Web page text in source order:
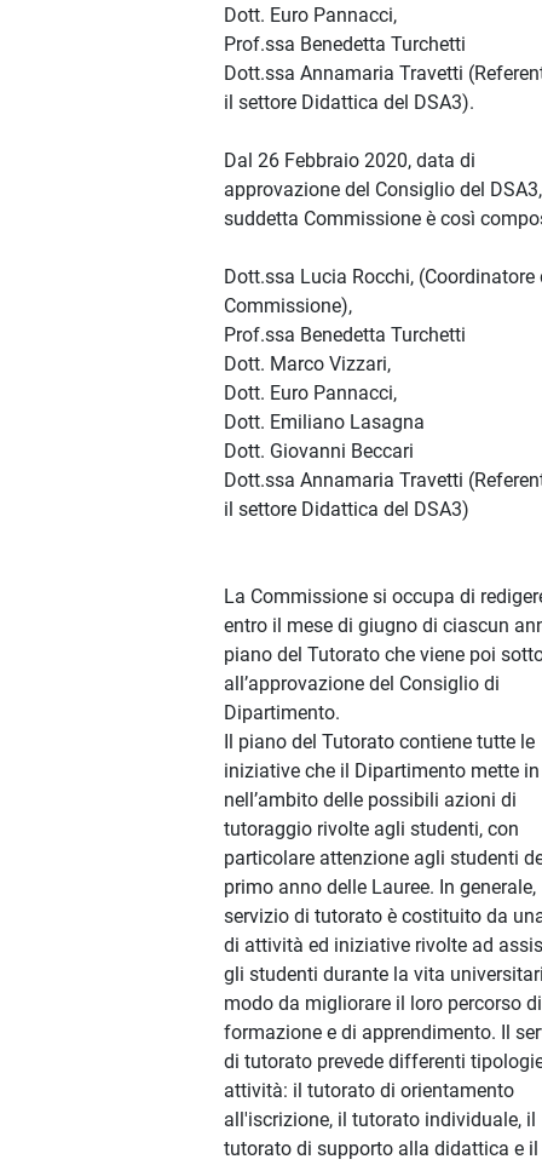
Dott. Euro Pannacci,
Prof.ssa Benedetta Turchetti
Dott.ssa Annamaria Travetti
il settore Didattica del DSA3).
Dal 26 Febbraio 2020, data di
approvazione del Consiglio del
suddetta Commissione è così
Dott.ssa Lucia Rocchi, (Coordinatore
Commissione),
Prof.ssa Benedetta Turchetti
Dott. Marco Vizzari,
Dott. Euro Pannacci,
Dott. Emiliano Lasagna
Dott. Giovanni Beccari
Dott.ssa Annamaria Travetti
il settore Didattica del DSA3)
La Commissione si occupa di
entro il mese di giugno di ciascun
piano del Tutorato che viene poi
all’approvazione del Consiglio di
Dipartimento.
Il piano del Tutorato contiene tutte le
iniziative che il Dipartimento mette
nell’ambito delle possibili azioni di
tutoraggio rivolte agli studenti, con
particolare attenzione agli studenti
primo anno delle Lauree. In generale,
servizio di tutorato è costituito da
di attività ed iniziative rivolte ad
gli studenti durante la vita
modo da migliorare il loro percorso di
formazione e di apprendimento. Il
di tutorato prevede differenti
attività: il tutorato di orientamento
all'iscrizione, il tutorato individuale, il
tutorato di supporto alla didattica e il